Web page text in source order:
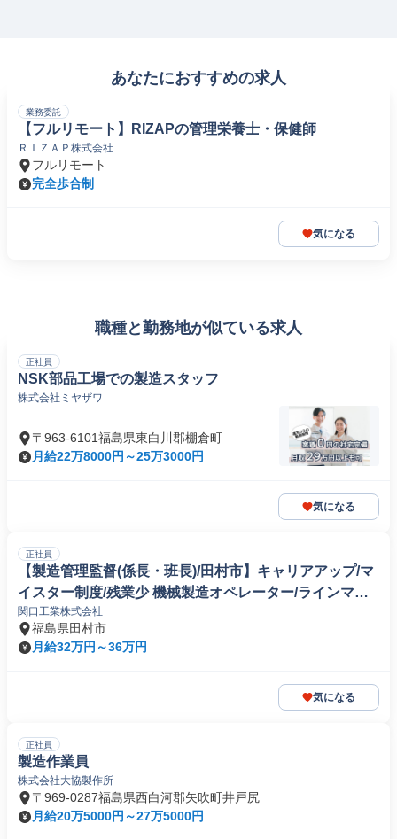
あなたにおすすめの求人
業務委託
【フルリモート】RIZAPの管理栄養士・保健師
ＲＩＺＡＰ株式会社
フルリモート
完全歩合制
気になる
職種と勤務地が似ている求人
正社員
NSK部品工場での製造スタッフ
株式会社ミヤザワ
〒963-6101福島県東白川郡棚倉町
月給22万8000円～25万3000円
気になる
正社員
【製造管理監督(係長・班長)/田村市】キャリアアップ/マ
イスター制度/残業少 機械製造オペレーター/ラインマネ
ージャー
関口工業株式会社
福島県田村市
月給32万円～36万円
気になる
正社員
製造作業員
株式会社大協製作所
〒969-0287福島県西白河郡矢吹町井戸尻
月給20万5000円～27万5000円